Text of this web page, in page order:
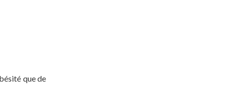
que de